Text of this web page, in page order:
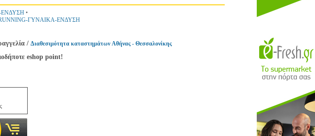
ΕΝΔΥΣΗ•
RUNNING-ΓΥΝΑΙΚΑ-ΕΝΔΥΣΗ
/ Διαθεσιμότητα καταστημάτων Αθήνας - Θεσσαλονίκης
eshop point!